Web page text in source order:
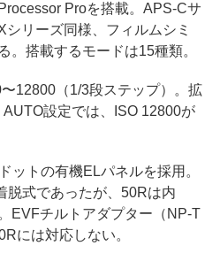
Proを搭載。APS-Cサ
リーズ同様、フィルムシミ
。搭載するモードは15種類。
12800（1/3段ステップ）。拡
設定では、ISO 12800が
ットの有機ELパネルを採用。
脱式であったが、50Rは内
EVFチルトアダプター（NP-T
には対応しない。